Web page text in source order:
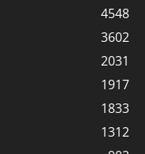
4548
3602
2031
1917
1833
1312